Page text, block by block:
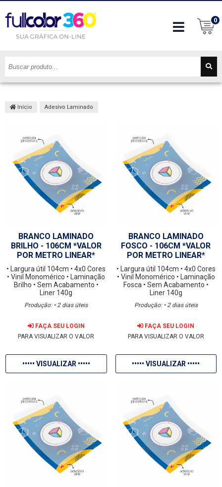
0
Início Adesivo Laminado
BRANCO LAMINADO
BRILHO - 106CM *VALOR
POR METRO LINEAR*
• Largura útil 104cm • 4x0 Cores
• Vinil Monomérico • Laminação
Brilho • Sem Acabamento •
Liner 140g
Produção: • 2 dias úteis
FAÇA SEU LOGIN
PARA VISUALIZAR O VALOR
••••• VISUALIZAR •••••
BRANCO LAMINADO
FOSCO - 106CM *VALOR
POR METRO LINEAR*
• Largura útil 104cm • 4x0 Cores
• Vinil Monomérico • Laminação
Fosca • Sem Acabamento •
Liner 140g
Produção: • 2 dias úteis
FAÇA SEU LOGIN
PARA VISUALIZAR O VALOR
••••• VISUALIZAR •••••